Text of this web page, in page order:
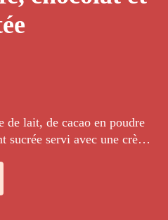
de lait, de cacao en poudre
sucrée servi avec une crème